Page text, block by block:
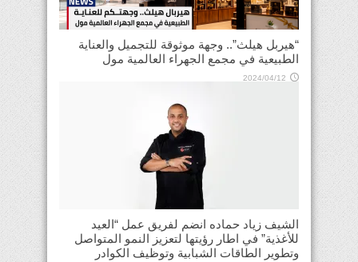
“هيربل هيلث”.. وجهة موثوقة للتجميل والعناية
الطبيعية في مجمع الجهراء العالمية مول
2024/04/12
الشيف زياد حماده انضم لفريق عمل “العيد
للأغذية” في اطار رؤيتها لتعزيز النمو المتواصل
وتطوير الطاقات الشبابية وتوظيف الكوادر